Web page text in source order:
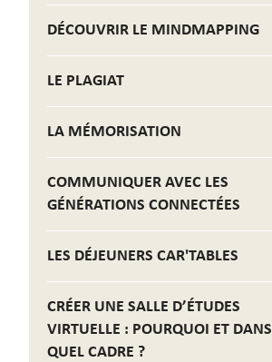
DÉCOUVRIR LE MINDMAPPING
LE PLAGIAT
LA MÉMORISATION
COMMUNIQUER AVEC LES
GÉNÉRATIONS CONNECTÉES
LES DÉJEUNERS CAR'TABLES
CRÉER UNE SALLE D’ÉTUDES
VIRTUELLE : POURQUOI ET DANS
QUEL CADRE ?